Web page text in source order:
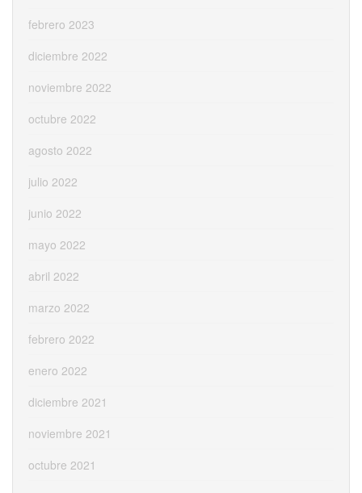
febrero 2023
diciembre 2022
noviembre 2022
octubre 2022
agosto 2022
julio 2022
junio 2022
mayo 2022
abril 2022
marzo 2022
febrero 2022
enero 2022
diciembre 2021
noviembre 2021
octubre 2021